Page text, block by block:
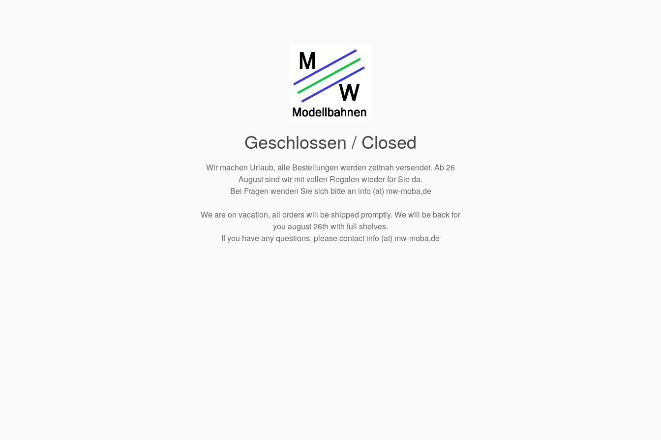
Geschlossen / Closed
Wir machen Urlaub, alle Bestellungen werden zeitnah versendet. Ab 26
August sind wir mit vollen Regalen wieder für Sie da.
Bei Fragen wenden Sie sich bitte an info (at) mw-moba,de
We are on vacation, all orders will be shipped promptly. We will be back for
you august 26th with full shelves.
If you have any questions, please contact info (at) mw-moba,de